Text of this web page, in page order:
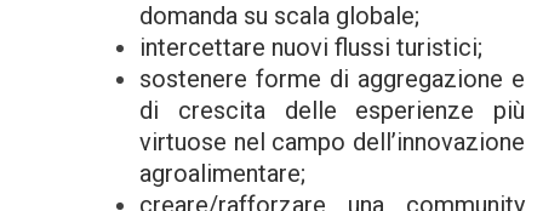
domanda su scala globale;
intercettare nuovi flussi turistici;
sostenere forme di aggregazione e
di crescita delle esperienze più
virtuose nel campo dell’innovazione
agroalimentare;
creare/rafforzare una community